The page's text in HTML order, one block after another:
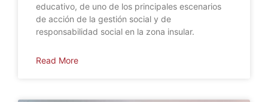
educativo, de uno de los principales escenarios
de acción de la gestión social y de
responsabilidad social en la zona insular.
Read More